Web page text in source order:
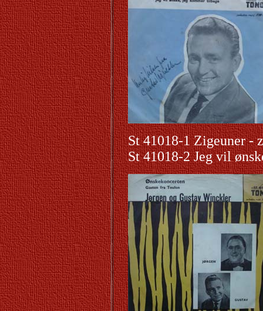
St 41018-1 Zigeuner -
St 41018-2Jeg vil